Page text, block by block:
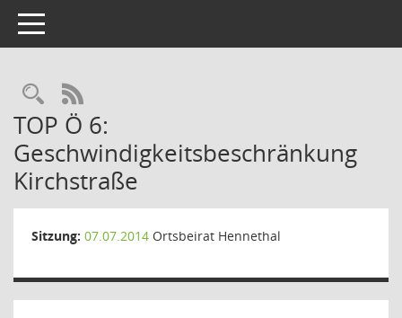
Toggle navigation
Rechercheauswahl
RSS-Feed
TOP Ö 6:
Geschwindigkeitsbeschränkung
Kirchstraße
Sitzung: 07.07.2014 Ortsbeirat Hennethal